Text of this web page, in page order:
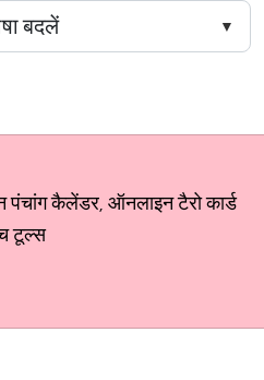
कैलेंडर, ऑनलाइन टैरो कार्ड
टूल्स